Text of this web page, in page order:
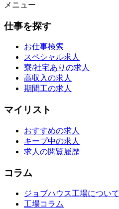
メニュー
仕事を探す
お仕事検索
スペシャル求人
寮/社宅ありの求人
高収入の求人
期間工の求人
マイリスト
おすすめの求人
キープ中の求人
求人の閲覧履歴
コラム
ジョブハウス工場について
工場コラム